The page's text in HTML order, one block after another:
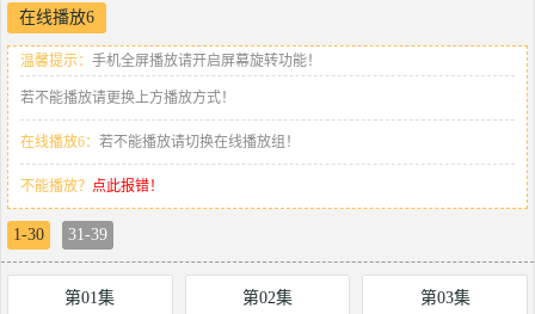
在线播放6
温馨提示： 手机全屏播放请开启屏幕旋转功能！
若不能播放请更换上方播放方式！
在线播放6： 若不能播放请切换在线播放组！
不能播放？ 点此报错！
1-30 31-39
第01集 第02集 第03集